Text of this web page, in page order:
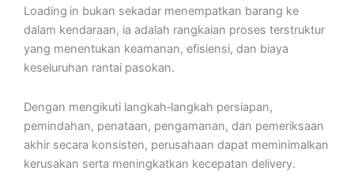
Loading in bukan sekadar menempatkan barang ke
dalam kendaraan, ia adalah rangkaian proses terstruktur
yang menentukan keamanan, efisiensi, dan biaya
keseluruhan rantai pasokan.
Dengan mengikuti langkah‑langkah persiapan,
pemindahan, penataan, pengamanan, dan pemeriksaan
akhir secara konsisten, perusahaan dapat meminimalkan
kerusakan serta meningkatkan kecepatan delivery.